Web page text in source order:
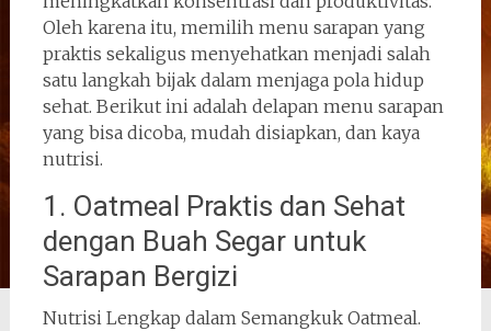
Oleh karena itu, memilih menu sarapan yang
praktis sekaligus menyehatkan menjadi salah
satu langkah bijak dalam menjaga pola hidup
sehat. Berikut ini adalah delapan menu sarapan
yang bisa dicoba, mudah disiapkan, dan kaya
nutrisi.
1. Oatmeal Praktis dan Sehat
dengan Buah Segar untuk
Sarapan Bergizi
Nutrisi Lengkap dalam Semangkuk Oatmeal.